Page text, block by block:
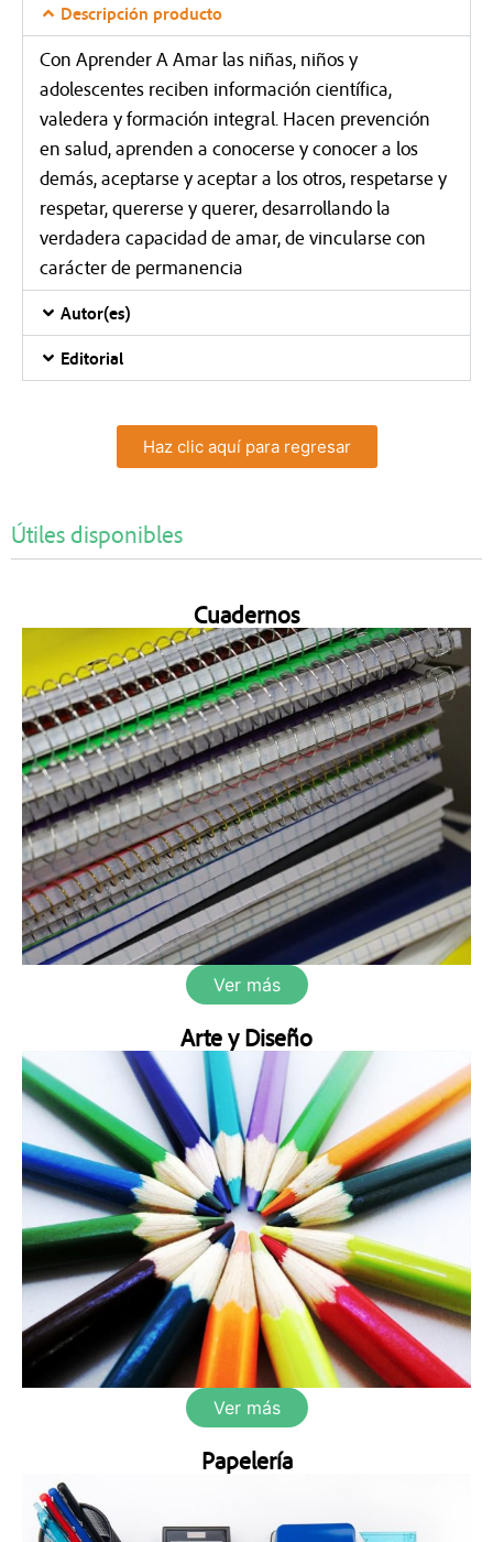
Descripción producto
Con Aprender A Amar las niñas, niños y
adolescentes reciben información científica,
valedera y formación integral. Hacen prevención
en salud, aprenden a conocerse y conocer a los
demás, aceptarse y aceptar a los otros, respetarse y
respetar, quererse y querer, desarrollando la
verdadera capacidad de amar, de vincularse con
carácter de permanencia
Autor(es)
Editorial
Haz clic aquí para regresar
Útiles disponibles
Cuadernos
Ver más
Arte y Diseño
Ver más
Papelería